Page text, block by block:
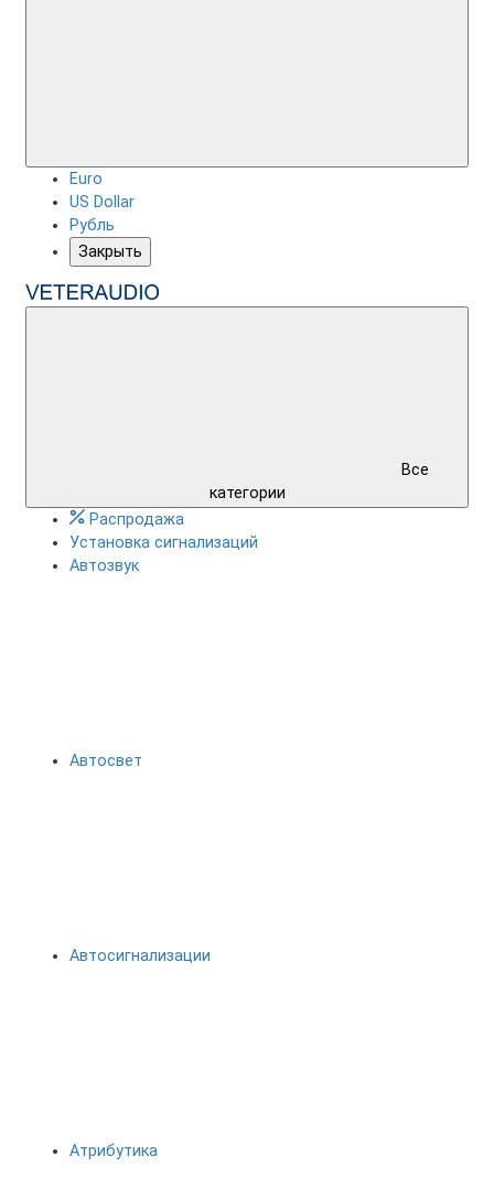
Euro
US Dollar
Рубль
Закрыть
Все
категории
Распродажа
Установка сигнализаций
Автозвук
Автосвет
Автосигнализации
Атрибутика